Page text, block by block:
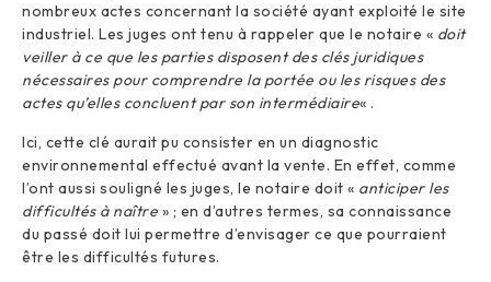
nombreux actes concernant la société ayant exploité le site
industriel. Les juges ont tenu à rappeler que le notaire « doit
veiller à ce que les parties disposent des clés juridiques
nécessaires pour comprendre la portée ou les risques des
actes qu’elles concluent par son intermédiaire« .
Ici, cette clé aurait pu consister en un diagnostic
environnemental effectué avant la vente. En effet, comme
l’ont aussi souligné les juges, le notaire doit « anticiper les
difficultés à naître » ; en d’autres termes, sa connaissance
du passé doit lui permettre d’envisager ce que pourraient
être les difficultés futures.